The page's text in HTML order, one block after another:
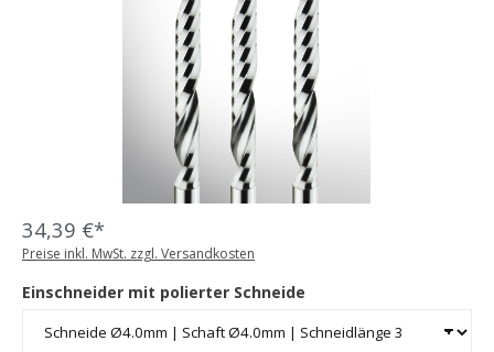
34,39 €*
Preise inkl. MwSt. zzgl. Versandkosten
Einschneider mit polierter Schneide